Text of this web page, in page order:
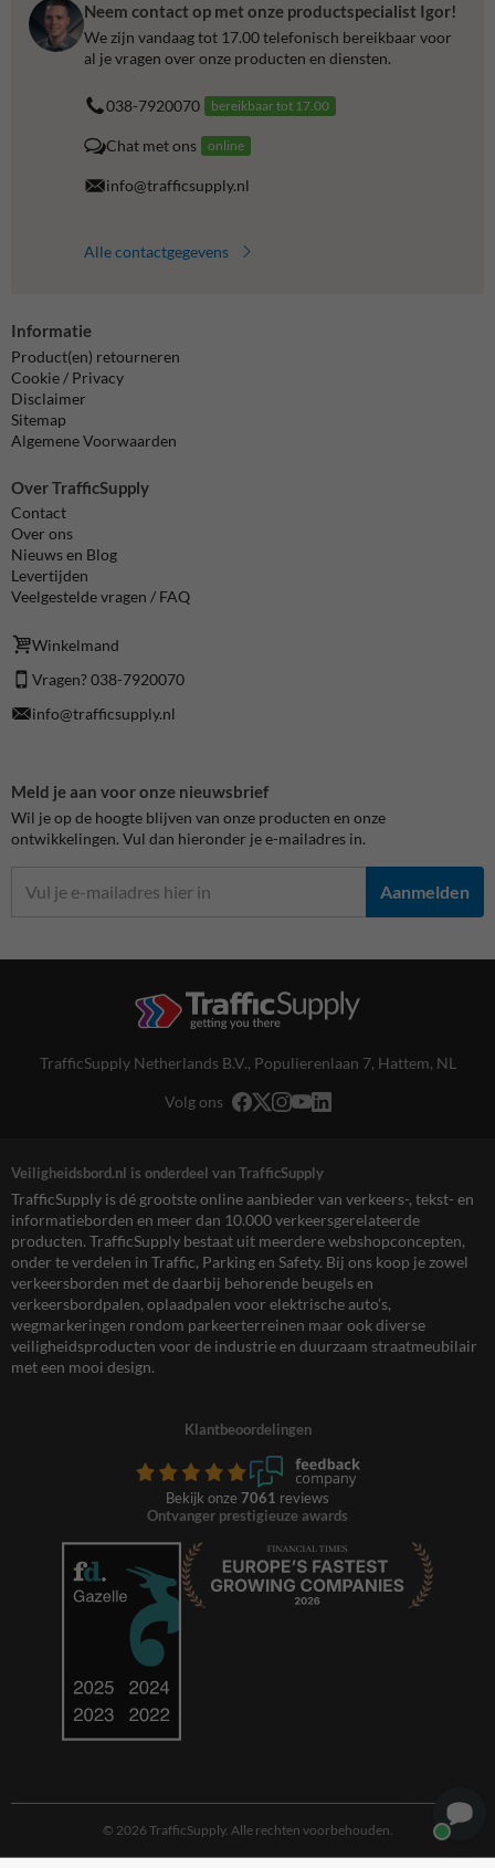
Neem contact op met onze productspecialist Igor!
We zijn vandaag tot 17.00 telefonisch bereikbaar voor
al je vragen over onze producten en diensten.
038-7920070 bereikbaar tot 17.00
Chat met ons online
info@trafficsupply.nl
Alle contactgegevens
Informatie
Product(en) retourneren
Cookie / Privacy
Disclaimer
Sitemap
Algemene Voorwaarden
Over TrafficSupply
Contact
Over ons
Nieuws en Blog
Levertijden
Veelgestelde vragen / FAQ
Winkelmand
Vragen? 038-7920070
info@trafficsupply.nl
Meld je aan voor onze nieuwsbrief
Wil je op de hoogte blijven van onze producten en onze
ontwikkelingen. Vul dan hieronder je e-mailadres in.
Aanmelden
TrafficSupply Netherlands B.V., Populierenlaan 7, Hattem, NL
Volg ons
Veiligheidsbord.nl is onderdeel van TrafficSupply
TrafficSupply is dé grootste online aanbieder van verkeers-, tekst- en
informatieborden en meer dan 10.000 verkeersgerelateerde
producten. TrafficSupply bestaat uit meerdere webshopconcepten,
onder te verdelen in Traffic, Parking en Safety. Bij ons koop je zowel
verkeersborden met de daarbij behorende beugels en
verkeersbordpalen, oplaadpalen voor elektrische auto’s,
wegmarkeringen rondom parkeerterreinen maar ook diverse
veiligheidsproducten voor de industrie en duurzaam straatmeubilair
met een mooi design.
Klantbeoordelingen
Bekijk onze 7061 reviews
Ontvanger prestigieuze awards
© 2026 TrafficSupply. Alle rechten voorbehouden.